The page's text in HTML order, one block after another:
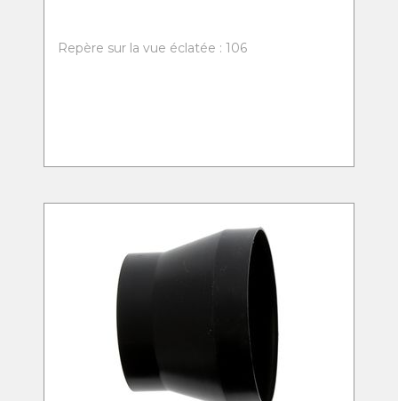
Repère sur la vue éclatée : 106